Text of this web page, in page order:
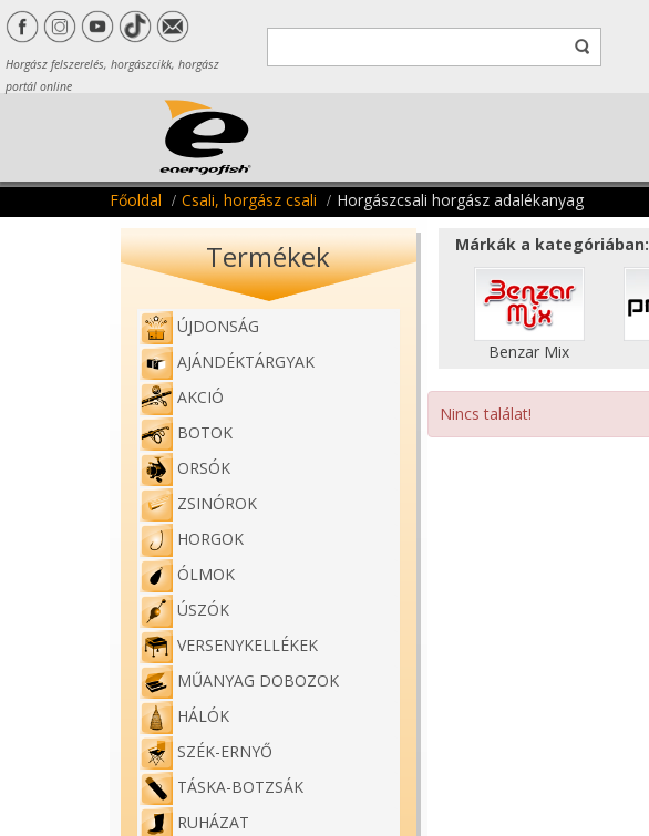
Horgász felszerelés, horgászcikk, horgász
portál online
Főoldal Csali, horgász csali Horgászcsali horgász adalékanyag
Termékek
ÚJDONSÁG
AJÁNDÉKTÁRGYAK
AKCIÓ
BOTOK
ORSÓK
ZSINÓROK
HORGOK
ÓLMOK
ÚSZÓK
VERSENYKELLÉKEK
MŰANYAG DOBOZOK
HÁLÓK
SZÉK-ERNYŐ
TÁSKA-BOTZSÁK
RUHÁZAT
Márkák a kategóriában:
Benzar Mix
Nincs találat!